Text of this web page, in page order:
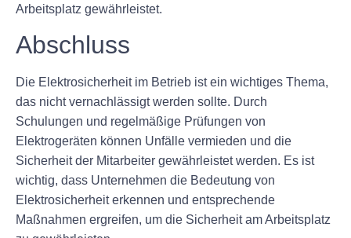
Arbeitsplatz gewährleistet.
Abschluss
Die Elektrosicherheit im Betrieb ist ein wichtiges Thema,
das nicht vernachlässigt werden sollte. Durch
Schulungen und regelmäßige Prüfungen von
Elektrogeräten können Unfälle vermieden und die
Sicherheit der Mitarbeiter gewährleistet werden. Es ist
wichtig, dass Unternehmen die Bedeutung von
Elektrosicherheit erkennen und entsprechende
Maßnahmen ergreifen, um die Sicherheit am Arbeitsplatz